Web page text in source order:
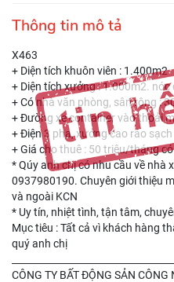
Thông tin mô tả
X463
+ Diện tích khuôn viên : 1.400m2
+ Diện tích xưởng : 1.000m2. nóc
+ Có nhà văn phòng, sân rộng :
+ Đường xe container vào thoải
+ Điện 3 pha, xưởng cao ráo sạch
+ Giá cho thuê : 50 triệu/tháng
* Qúy anh chị có nhu cầu về nhà
0937980190. Chuyên giới thiệu
và ngoài KCN
* Uy tín, nhiệt tình, tận tâm,
Mục tiêu : Tất cả vì khách hàng
quý anh chị
CÔNG TY BẤT ĐỘNG SẢN CÔNG